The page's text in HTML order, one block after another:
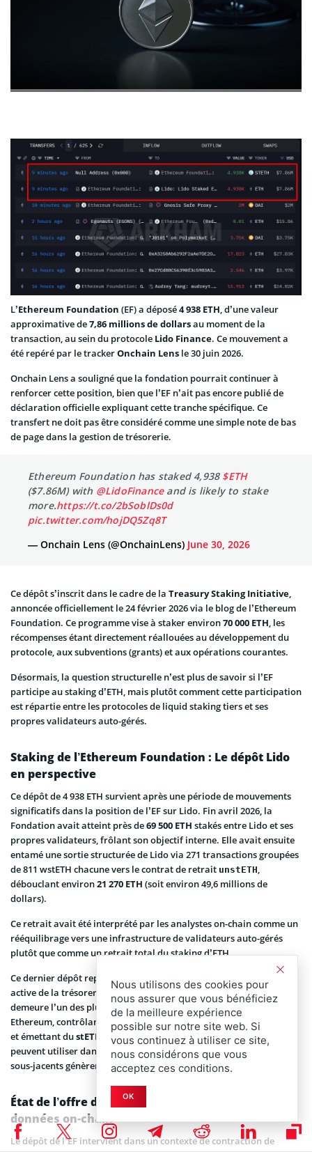
L’Ethereum Foundation (EF) a déposé4 938 ETH , d’une valeur
approximative de7,86 millions de dollarsau moment de la
transaction, au sein du protocole Lido Finance. Ce mouvement a
été repéré par le trackerOnchain Lens le 30 juin 2026.
Onchain Lens a souligné que la fondation pourrait continuer à
renforcer cette position, bien que l’EF n’ait pas encore publié de
déclaration officielle expliquant cette tranche spécifique. Ce
transfert ne doit pas être considéré comme une simple note de bas
de page dans la gestion de trésorerie.
Ethereum Foundation has staked 4,938 $ETH
($7.86M) with @LidoFinanceand is likely to stake
more.https://t.co/2bSoblDs0d
pic.twitter.com/hojDQ5Zq8T
— Onchain Lens (@OnchainLens) June 30, 2026
Ce dépôt s’inscrit dans le cadre de la Treasury Staking Initiative
annoncée officiellement le 24 février 2026 via le blog de l’Ethereum
Foundation. Ce programme vise à staker environ70 000 ETH , les
récompenses étant directement réallouées au développement du
protocole, aux subventions (grants) et aux opérations courantes.
Désormais, la question structurelle n’est plus de savoir si l’EF
participe au staking d’ETH, mais plutôt comment cette participation
est répartie entre les protocoles de liquid staking tiers et ses
propres validateurs auto-gérés.
Staking de l’Ethereum Foundation : Le dépôt Lido
en perspective
Ce dépôt de 4 938 ETH survient après une période de mouvements
significatifs dans la position de l’EF sur Lido. Fin avril 2026, la
Fondation avait atteint près de69 500 ETH stakés entre Lido et ses
propres validateurs, frôlant son objectif interne. Elle avait ensuite
entamé une sortie structurée de Lido via 271 transactions groupées
de 811 wstETH chacune vers le contrat de retrait unstETH
débouclant environ21 270 ETH (soit environ 49,6 millions de
dollars).
Ce retrait avait été interprété par les analystes on-chain comme un
rééquilibrage vers une infrastructure de validateurs auto-gérés
plutôt que comme un retrait total du staking d’ETH.
Ce dernier dépôt représente donc une continuation d’une rotation
active de la trésorerie plutôt qu’un pari directionnel.Lido Finance
demeure l’un des plus grands protocoles de liquid staking sur
Ethereum, contrôlant environ22,8 %de l’ensemble des ETH stakés
et émettant dustETH
, un jeton de reçu liquide que les détenteurs
peuvent utiliser dans l’écosystème DeFi pendant que leurs ETH
sous-jacents génèrent des récompenses.
État de l’offre d’ETH : Soldes des exchanges et
données on-chain
Le dépôt de l’EF intervient dans un contexte de contraction de
Nous utilisons des cookies pour
nous assurer que vous bénéficiez
de la meilleure expérience
possible sur notre site web. Si
vous continuez à utiliser ce site,
nous considérons que vous
acceptez ces conditions.
OK